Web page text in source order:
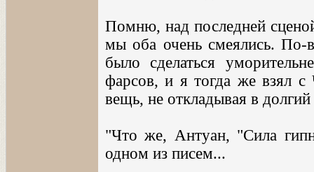
Помню, над последней
мы оба очень смеялись. По-
было сделаться
фарсов, и я тогда же взял с
вещь, не откладывая в
"Что же, Антуан, "Сила
одном из писем...